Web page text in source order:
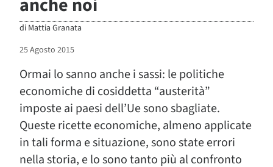
di Mattia Granata
25 Agosto 2015
Ormai lo sanno anche i sassi: le politiche
economiche di cosiddetta “austerità”
imposte ai paesi dell’Ue sono sbagliate.
Queste ricette economiche, almeno applicate
in tali forma e situazione, sono state errori
nella storia, e lo sono tanto più al confronto